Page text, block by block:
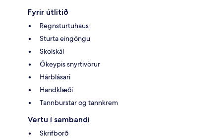
Fyrir útlitið
Regnsturtuhaus
Sturta eingöngu
Skolskál
Ókeypis snyrtivörur
Hárblásari
Handklæði
Tannburstar og tannkrem
Vertu í sambandi
Skrifborð